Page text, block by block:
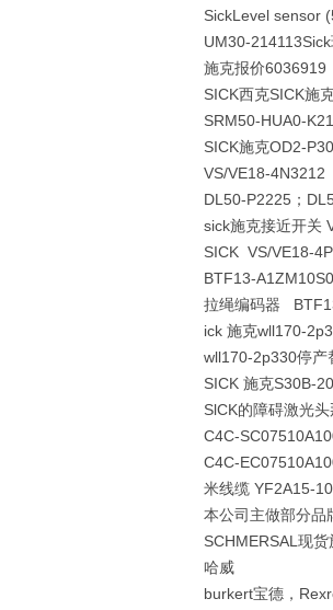
SickLevel sensor
UM30-
施克报价6036919
SICK西克SICK施
SRM50-HUA0-
SICK施克OD2-
VS/VE18-
DL50-P2225；
sick施克接近开关
SICK VS/VE18-
BTF13-
拉绳编码器
ick 施克wll170-
wll170-2p330停产
SICK 施克S30B-
SlCK的障碍激光
C4C-
C4C-
米线缆 YF2A15-
本公司主做部分品
SCHMERSAL现
哈威
burkert宝德，